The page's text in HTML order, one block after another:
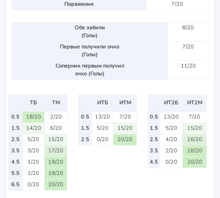
Поражение
7/20
Обе забили
(Голы)
8/20
Первые получили очко
(Голы)
7/20
Соперник первым получил
очко (Голы)
11/20
ТБ
ТМ
0.5
18/20
2/20
1.5
14/20
6/20
2.5
5/20
15/20
3.5
3/20
17/20
4.5
1/20
19/20
5.5
1/20
19/20
6.5
0/20 20/20
ИТБ
ИТМ
0.5
13/20
7/20
1.5
5/20
15/20
2.5
0/20 20/20
ИТ2Б
ИТ2М
0.5
13/20
7/20
1.5
5/20
15/20
2.5
4/20
16/20
3.5
2/20
18/20
4.5
0/20 20/20